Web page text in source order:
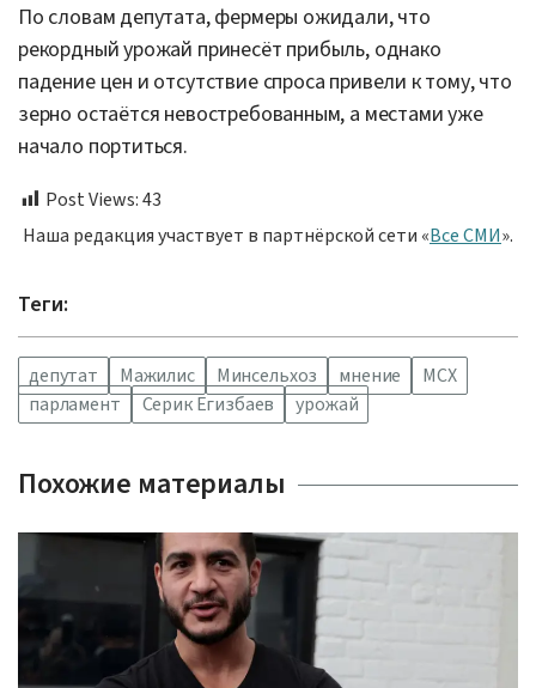
По словам депутата, фермеры ожидали, что
рекордный урожай принесёт прибыль, однако
падение цен и отсутствие спроса привели к тому, что
зерно остаётся невостребованным, а местами уже
начало портиться.
Post Views:43
Наша редакция участвует в партнёрской сети «Все СМИ».
Теги:
депутат Мажилис Минсельхоз мнение
МСХ
парламент
Серик Егизбаев урожай
Похожие материалы